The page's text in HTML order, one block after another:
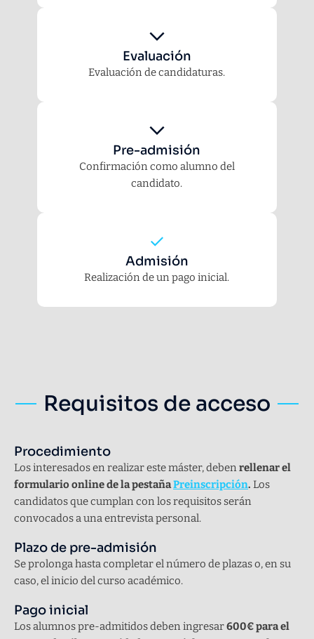
Evaluación
Evaluación de candidaturas.
Pre-admisión
Confirmación como alumno del
candidato.
Admisión
Realización de un pago inicial.
Requisitos de acceso
Procedimiento
Los interesados en realizar este máster, debenrellenar el
formulario online de la pestañaPreinscripción. Los
candidatos que cumplan con los requisitos serán
convocados a una entrevista personal.
Plazo de pre-admisión
Se prolonga hasta completar el número de plazas o, en su
caso, el inicio del curso académico.
Pago inicial
Los alumnos pre-admitidos deben ingresar600€ para el